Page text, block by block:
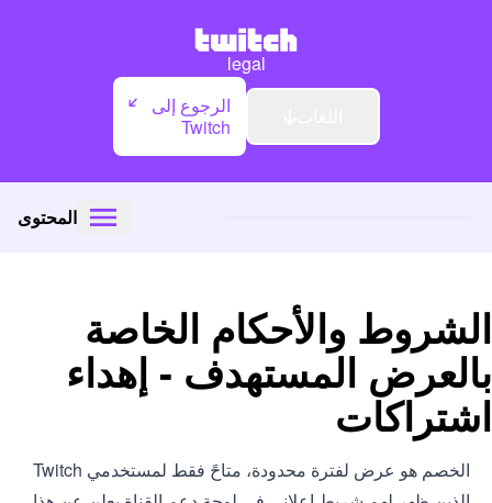
legal
الرجوع إلى
Twitch
المحتوى
الشروط والأحكام الخاصة
بالعرض المستهدف - إهداء
اشتراكات
الخصم هو عرض لفترة محدودة، متاحً فقط لمستخدمي Twitch